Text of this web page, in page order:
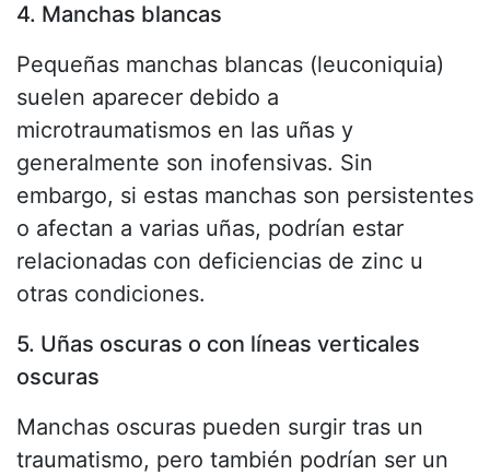
4. Manchas blancas
Pequeñas manchas blancas (leuconiquia)
suelen aparecer debido a
microtraumatismos en las uñas y
generalmente son inofensivas. Sin
embargo, si estas manchas son persistentes
o afectan a varias uñas, podrían estar
relacionadas con deficiencias de zinc u
otras condiciones.
5. Uñas oscuras o con líneas verticales
oscuras
Manchas oscuras pueden surgir tras un
traumatismo, pero también podrían ser un